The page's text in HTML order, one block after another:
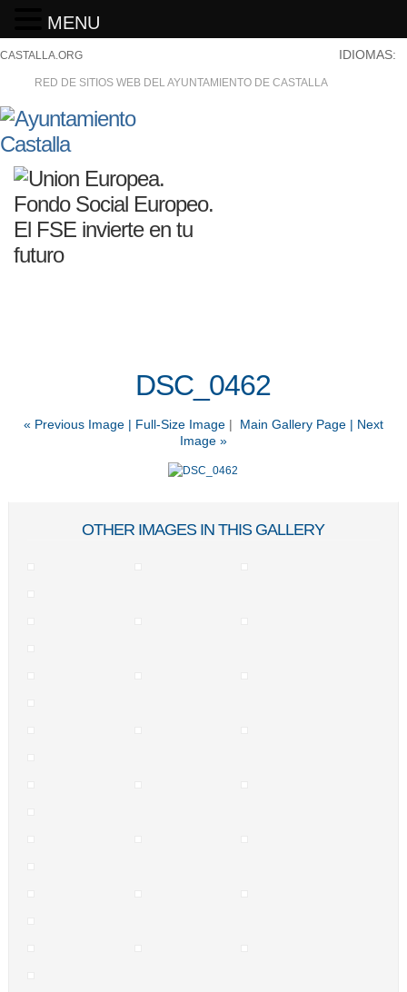
CASTALLA.ORG
RED DE SITIOS WEB DEL AYUNTAMIENTO DE CASTALLA
IDIOMAS:
DSC_0462
« Previous Image | Full-Size Image| Main Gallery Page | Next
Image »
OTHER IMAGES IN THIS GALLERY
MENU